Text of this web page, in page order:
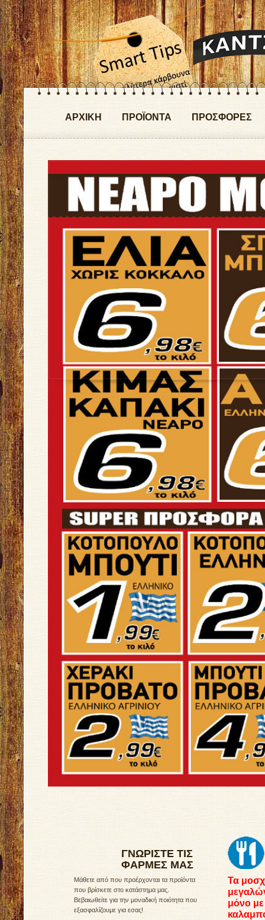
ΑΡΧΙΚΗ ΠΡΟΪΟΝΤΑ ΠΡΟΣΦΟΡΕΣ
ΓΝΩΡΙΣΤΕ ΤΙΣ
ΦΑΡΜΕΣ ΜΑΣ
Μάθετε από που προέρχονται τα προϊόντα
που βρίσκετε στο κατάστημα μας.
Βεβαιωθείτε για την μοναδική ποιότητα που
εξασφαλίζουμε για εσας!
Τα
μόνο με